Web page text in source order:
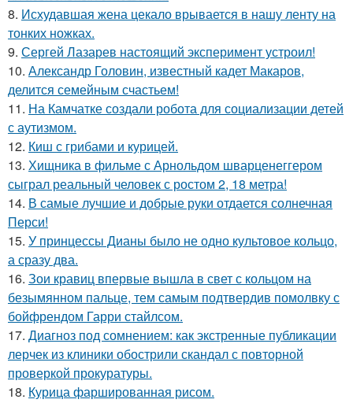
8. Исхудавшая жена цекало врывается в нашу ленту на
тонких ножках.
9. Сергей Лазарев настоящий эксперимент устроил!
10. Александр Головин, известный кадет Макаров,
делится семейным счастьем!
11. На Камчатке создали робота для социализации детей
с аутизмом.
12. Киш с грибами и курицей.
13. Хищника в фильме с Арнольдом шварценеггером
сыграл реальный человек с ростом 2, 18 метра!
14. В самые лучшие и добрые руки отдается солнечная
Перси!
15. У принцессы Дианы было не одно культовое кольцо,
а сразу два.
16. Зои кравиц впервые вышла в свет с кольцом на
безымянном пальце, тем самым подтвердив помолвку с
бойфрендом Гарри стайлсом.
17. Диагноз под сомнением: как экстренные публикации
лерчек из клиники обострили скандал с повторной
проверкой прокуратуры.
18. Курица фаршированная рисом.